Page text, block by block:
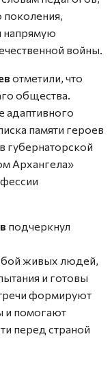
напрямую
войны.
отметили, что
общества.
адаптивного
памяти героев
губернаторской
Архангела»
подчеркнул
живых людей,
и готовы
формируют
и помогают
перед страной